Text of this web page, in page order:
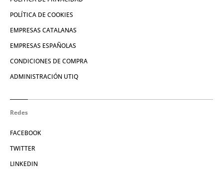
POLÍTICA DE COOKIES
EMPRESAS CATALANAS
EMPRESAS ESPAÑOLAS
CONDICIONES DE COMPRA
ADMINISTRACIÓN UTIQ
Redes
FACEBOOK
TWITTER
LINKEDIN